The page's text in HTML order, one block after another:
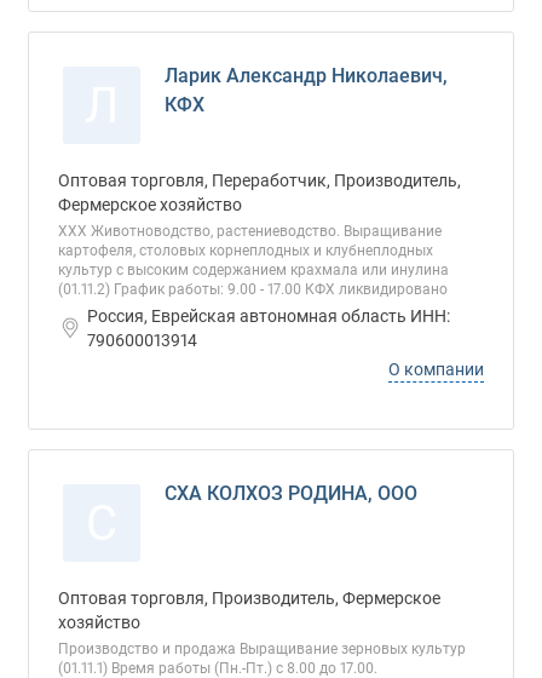
Ларик Александр Николаевич,
КФХ
Оптовая торговля, Переработчик, Производитель,
Фермерское хозяйство
ХХХ Животноводство, растениеводство. Выращивание
картофеля, столовых корнеплодных и клубнеплодных
культур с высоким содержанием крахмала или инулина
(01.11.2) График работы: 9.00 - 17.00 КФХ ликвидировано
Россия, Еврейская автономная область ИНН:
790600013914
О компании
СХА КОЛХОЗ РОДИНА, ООО
Оптовая торговля, Производитель, Фермерское
хозяйство
Производство и продажа Выращивание зерновых культур
(01.11.1) Время работы (Пн.-Пт.) с 8.00 до 17.00.